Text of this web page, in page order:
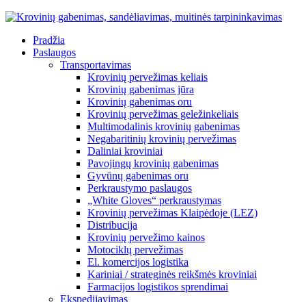
Pradžia
Paslaugos
Transportavimas
Krovinių pervežimas keliais
Krovinių gabenimas jūra
Krovinių gabenimas oru
Krovinių pervežimas geležinkeliais
Multimodalinis krovinių gabenimas
Negabaritinių krovinių pervežimas
Daliniai kroviniai
Pavojingų krovinių gabenimas
Gyvūnų gabenimas oru
Perkraustymo paslaugos
„White Gloves“ perkraustymas
Krovinių pervežimas Klaipėdoje (LEZ)
Distribucija
Krovinių pervežimo kainos
Motociklų pervežimas
El. komercijos logistika
Kariniai / strateginės reikšmės kroviniai
Farmacijos logistikos sprendimai
Ekspedijavimas